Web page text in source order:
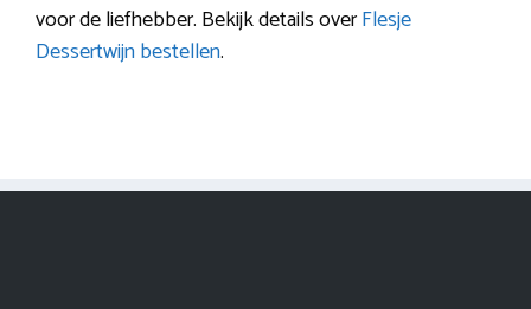
voor de liefhebber. Bekijk details overFlesje
Dessertwijn bestellen.